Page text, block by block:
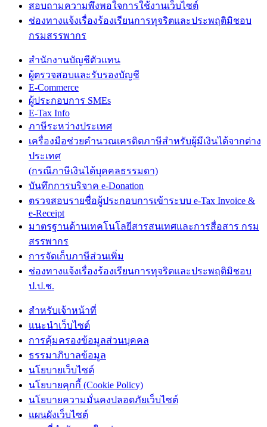
สอบถามความพึงพอใจการใช้งานเว็บไซต์
ช่องทางแจ้งเรื่องร้องเรียนการทุจริตและประพฤติมิชอบ
กรมสรรพากร
สำนักงานบัญชีตัวแทน
ผู้ตรวจสอบและรับรองบัญชี
E-Commerce
ผู้ประกอบการ SMEs
E-Tax Info
ภาษีระหว่างประเทศ
เครื่องมือช่วยคำนวณเครดิตภาษีสำหรับผู้มีเงินได้จากต่าง
ประเทศ
(กรณีภาษีเงินได้บุคคลธรรมดา)
บันทึกการบริจาค e-Donation
ตรวจสอบรายชื่อผู้ประกอบการเข้าระบบ e-Tax Invoice &
e-Receipt
มาตรฐานด้านเทคโนโลยีสารสนเทศและการสื่อสาร กรม
สรรพากร
การจัดเก็บภาษีส่วนเพิ่ม
ช่องทางแจ้งเรื่องร้องเรียนการทุจริตและประพฤติมิชอบ
ป.ป.ช.
สำหรับเจ้าหน้าที่
แนะนำเว็บไซต์
การคุ้มครองข้อมูลส่วนบุคคล
ธรรมาภิบาลข้อมูล
นโยบายเว็บไซต์
นโยบายคุกกี้ (Cookie Policy)
นโยบายความมั่นคงปลอดภัยเว็บไซต์
แผนผังเว็บไซต์